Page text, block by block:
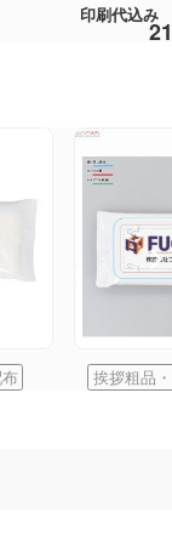
印刷代込み
挨拶粗品